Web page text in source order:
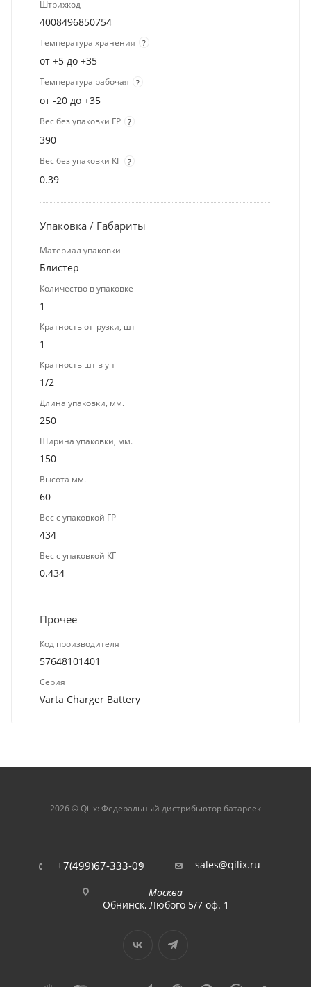
Штрихкод
4008496850754
Температура хранения ?
от +5 до +35
Температура рабочая ?
от -20 до +35
Вес без упаковки ГР ?
390
Вес без упаковки КГ ?
0.39
Упаковка / Габариты
Материал упаковки
Блистер
Количество в упаковке
1
Кратность отгрузки, шт
1
Кратность шт в уп
1/2
Длина упаковки, мм.
250
Ширина упаковки, мм.
150
Высота мм.
60
Вес с упаковкой ГР
434
Вес с упаковкой КГ
0.434
Прочее
Код производителя
57648101401
Серия
Varta Charger Battery
2026 © Qilix: Федеральный дистрибьютор батареек
+7(499)67-333-09 sales@qilix.ru
Москва
Обнинск, Любого 5/7 оф. 1